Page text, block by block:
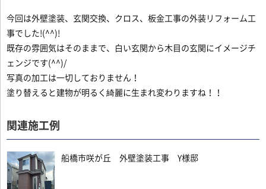
今回は外壁塗装、玄関交換、クロス、板金工事の外装リフォーム工
事でした!(^^)!
既存の雰囲気はそのままで、白い玄関から木目の玄関にイメージチ
ェンジです(^^)/
写真の加工は一切しておりません！
塗り替えると建物が明るく綺麗に生まれ変わりますね！！
関連施工例
船橋市咲が丘 外壁塗装工事 Y様邸